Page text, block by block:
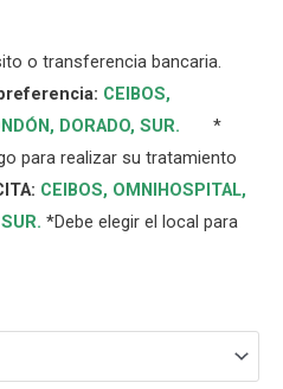
o transferencia bancaria.
CEIBOS,
, DORADO, SUR.
*
para realizar su tratamiento
CEIBOS, OMNIHOSPITAL,
SUR. *Debe elegir el local para